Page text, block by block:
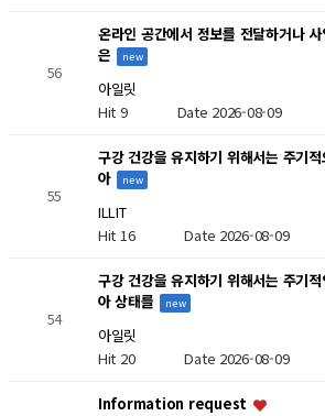
56
온라인 공간에서 정보를 전달하거나
은
new
아일릿
Hit 9 Date 2026-08-09
55
구강 건강을 유지하기 위해서는 주기
아
new
ILLIT
Hit 16Date 2026-08-09
54
구강 건강을 유지하기 위해서는 주기
아 상태를
new
아일릿
Hit 20Date 2026-08-09
Information request